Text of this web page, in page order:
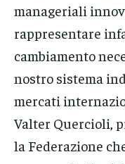
manageriali
rappresentare
cambiamento
nostro sistema
mercati
Valter Quercioli,
la Federazione